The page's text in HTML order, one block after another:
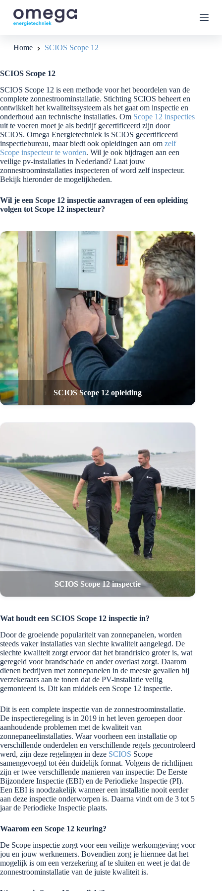
G
n
e
n
h
o
u
d
Home SCIOS Scope 12
SCIOS Scope 12
SCIOS Scope 12 is een methode voor het beoordelen van de
complete zonnestroominstallatie. Stichting SCIOS beheert en
ontwikkelt het kwaliteitssysteem als het gaat om inspectie en
onderhoud aan technische installaties. Om Scope 12 inspecties
uit te voeren moet je als bedrijf gecertificeerd zijn door
SCIOS. Omega Energietechniek is SCIOS gecertificeerd
inspectiebureau, maar biedt ook opleidingen aan om zelf
Scope inspecteur te worden. Wil je ook bijdragen aan een
veilige pv-installaties in Nederland? Laat jouw
zonnestroominstallaties inspecteren of word zelf inspecteur.
Bekijk hieronder de mogelijkheden.
Wil je een Scope 12 inspectie aanvragen of een opleiding
volgen tot Scope 12 inspecteur?
SCIOS Scope 12 opleiding
SCIOS Scope 12 inspectie
Wat houdt een SCIOS Scope 12 inspectie in?
Door de groeiende populariteit van zonnepanelen, worden
steeds vaker installaties van slechte kwaliteit aangelegd. De
slechte kwaliteit zorgt ervoor dat het brandrisico groter is, wat
geregeld voor brandschade en ander overlast zorgt. Daarom
dienen bedrijven met zonnepanelen in de meeste gevallen bij
verzekeraars aan te tonen dat de PV-installatie veilig
gemonteerd is. Dit kan middels een Scope 12 inspectie.
Dit is een complete inspectie van de zonnestroominstallatie.
De inspectieregeling is in 2019 in het leven geroepen door
aanhoudende problemen met de kwaliteit van
zonnepaneelinstallaties. Waar voorheen een installatie op
verschillende onderdelen en verschillende regels gecontroleerd
werd, zijn deze regelingen in deze SCIOS Scope
samengevoegd tot één duidelijk format. Volgens de richtlijnen
zijn er twee verschillende manieren van inspectie: De Eerste
Bijzondere Inspectie (EBI) en de Periodieke Inspectie (PI).
Een EBI is noodzakelijk wanneer een installatie nooit eerder
aan deze inspectie onderworpen is. Daarna vindt om de 3 tot 5
jaar de Periodieke Inspectie plaats.
Waarom een Scope 12 keuring?
De Scope inspectie zorgt voor een veilige werkomgeving voor
jou en jouw werknemers. Bovendien zorg je hiermee dat het
mogelijk is om een verzekering af te sluiten en weet je dat de
zonnestroominstallatie van de juiste kwaliteit is.